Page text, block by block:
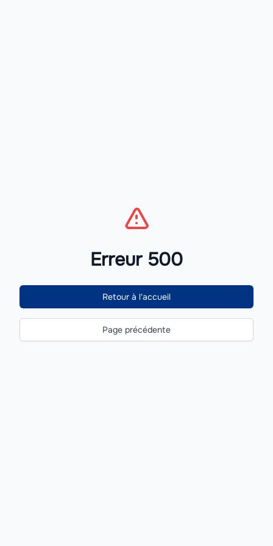
Erreur 500
Retour à l'accueil
Page précédente